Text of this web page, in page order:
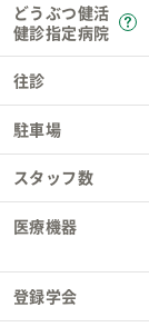
どうぶつ健活
健診指定病院
往診
駐車場
スタッフ数
医療機器
登録学会